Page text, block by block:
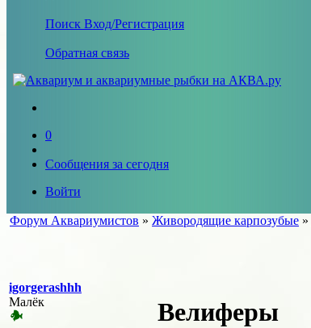
Поиск Вход/Регистрация
Обратная связь
0
Сообщения за сегодня
Войти
Форум Аквариумистов » Живородящие карпозубые »
igorgerashhh
Малёк
Велиферы